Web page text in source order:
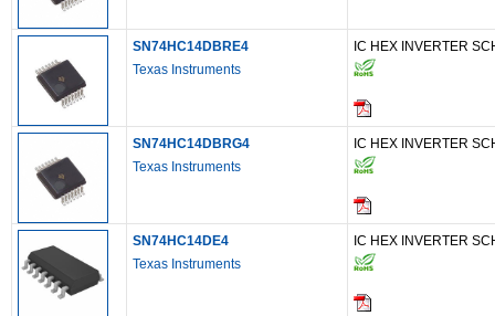
SN74HC14DBRE4
Texas Instruments
IC HEX INVERTER
SN74HC14DBRG4
Texas Instruments
IC HEX INVERTER
SN74HC14DE4
Texas Instruments
IC HEX INVERTER